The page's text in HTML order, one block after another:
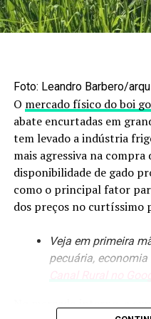
safra de milho em Mato
estimativa de 11,139
Fonte:Estadão Conteúdo
O postColheita da 2ª
da áreaapareceu
Foto: Leandro Barbero/
O mercado físico do boi
abate encurtadas em
tem levado a indústria
mais agressiva na compra
disponibilidade de gado
como o principal fator
dos preços no curtíssimo
Veja em primeira
pecuária, economia
Canal Rural no